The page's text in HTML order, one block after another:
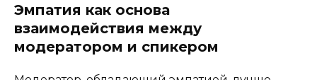
Эмпатия как основа
взаимодействия между
модератором и спикером